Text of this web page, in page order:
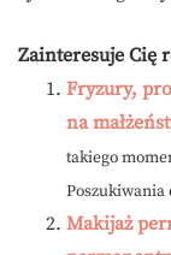
Zainteresuje Cię
Fryzury,
na
takiego
Makijaż